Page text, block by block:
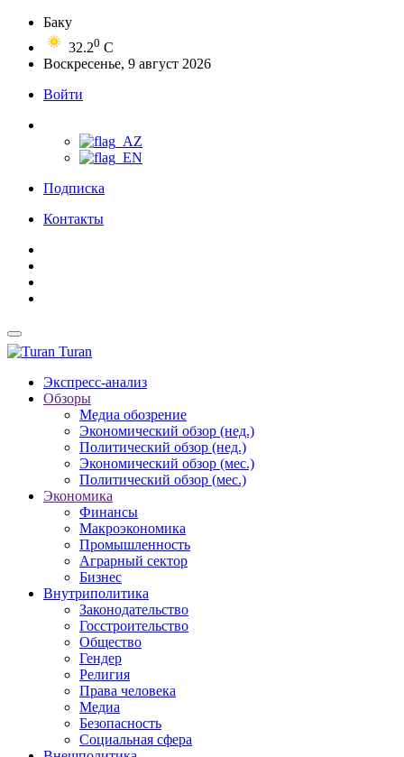
Баку
32.20 C
Воскресенье, 9 август 2026
Войти
Подписка
Контакты
Turan
Экспресс-анализ
Обзоры
Медиа обозрение
Экономический обзор (нед.)
Политический обзор (нед.)
Экономический обзор (мес.)
Политический обзор (мес.)
Экономика
Финансы
Макроэкономика
Промышленность
Аграрный сектор
Бизнес
Внутриполитика
Законодательство
Госстроительство
Общество
Гендер
Религия
Права человека
Медиа
Безопасность
Социальная сфера